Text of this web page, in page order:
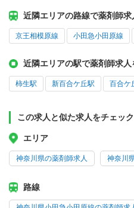
近隣エリアの路線で薬剤師求
京王相模原線 小田急小田原線
近隣エリアの駅で薬剤師求人
柿生駅 新百合ケ丘駅 百合ケ
この求人と似た求人をチェック
エリア
神奈川県の薬剤師求人 神奈川
路線